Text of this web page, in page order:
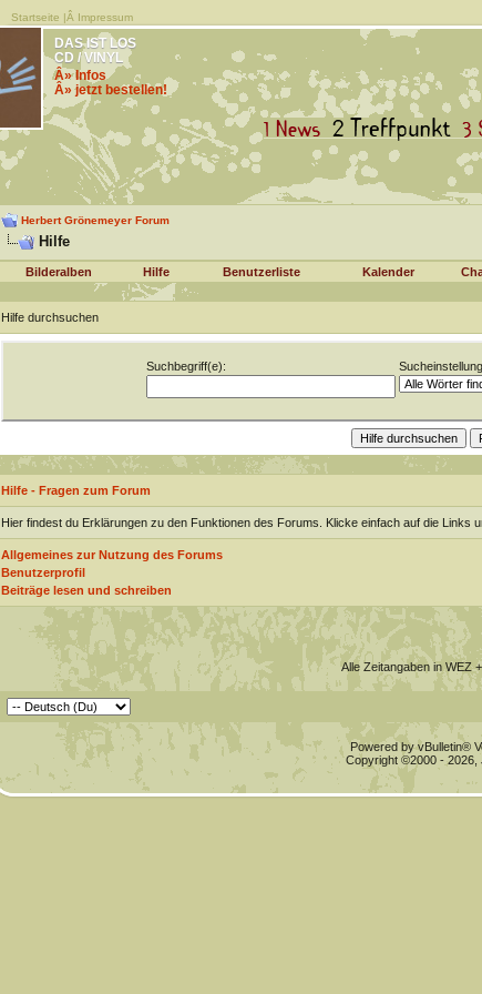
Startseite |Â Impressum
DAS IST LOS
CD / VINYL
Â» Infos
Â» jetzt bestellen!
Herbert Grönemeyer Forum
Hilfe
Bilderalben Hilfe Benutzerliste Kalender
Hilfe durchsuchen
Suchbegriff(e):
Hilfe - Fragen zum Forum
Hier findest du Erklärungen zu den Funktionen des Forums. Klicke einfach auf die Links
Allgemeines zur Nutzung des Forums
Benutzerprofil
Beiträge lesen und schreiben
Alle Zeitangaben in WEZ
Powered by vBulletin®
Copyright ©2000 - 2026,